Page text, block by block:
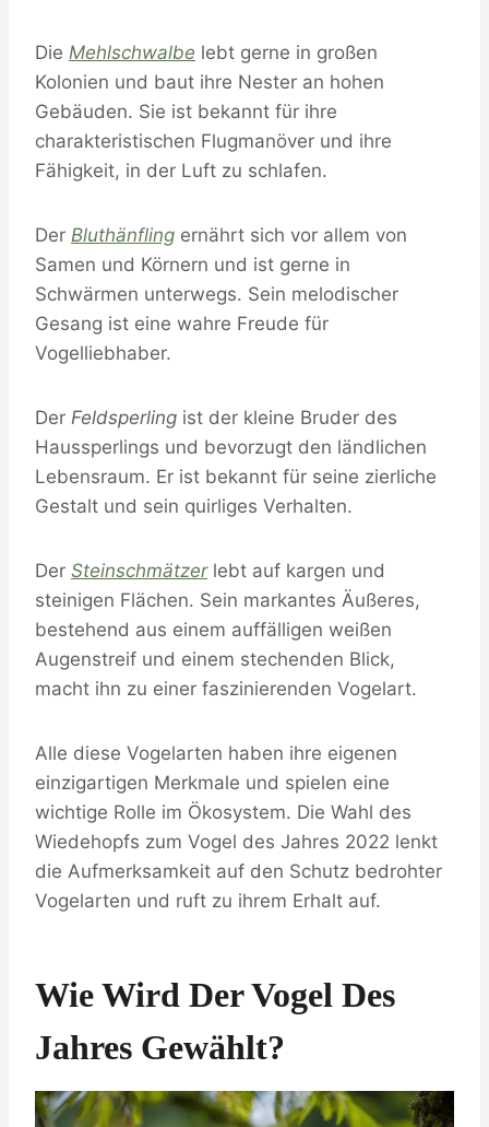
Die Mehlschwalbe lebt gerne in großen
Kolonien und baut ihre Nester an hohen
Gebäuden. Sie ist bekannt für ihre
charakteristischen Flugmanöver und ihre
Fähigkeit, in der Luft zu schlafen.
Der Bluthänfling ernährt sich vor allem von
Samen und Körnern und ist gerne in
Schwärmen unterwegs. Sein melodischer
Gesang ist eine wahre Freude für
Vogelliebhaber.
Der Feldsperling ist der kleine Bruder des
Haussperlings und bevorzugt den ländlichen
Lebensraum. Er ist bekannt für seine zierliche
Gestalt und sein quirliges Verhalten.
Der Steinschmätzerlebt auf kargen und
steinigen Flächen. Sein markantes Äußeres,
bestehend aus einem auffälligen weißen
Augenstreif und einem stechenden Blick,
macht ihn zu einer faszinierenden Vogelart.
Alle diese Vogelarten haben ihre eigenen
einzigartigen Merkmale und spielen eine
wichtige Rolle im Ökosystem. Die Wahl des
Wiedehopfs zum Vogel des Jahres 2022 lenkt
die Aufmerksamkeit auf den Schutz bedrohter
Vogelarten und ruft zu ihrem Erhalt auf.
Wie Wird Der Vogel Des
Jahres Gewählt?